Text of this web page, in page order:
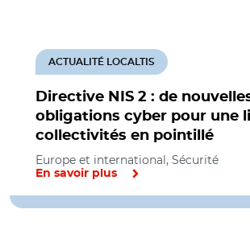
Directive NIS 2 : de
obligations cyber pour une
collectivités en pointillé
ACTUALITÉ LOCALTIS
Europe et international, Sécurité
En savoir plus